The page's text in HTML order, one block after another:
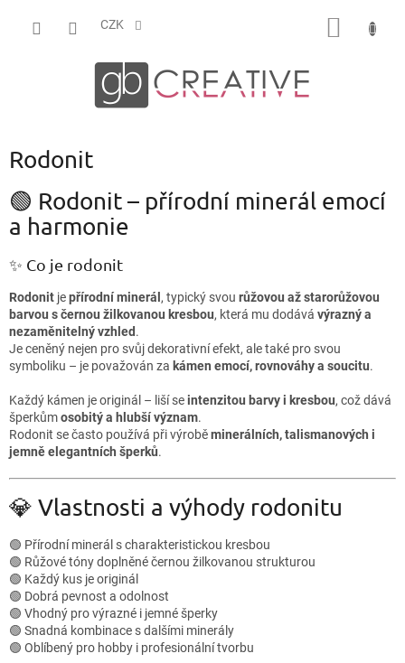
CZK
Rodonit
🟢 Rodonit – přírodní minerál emocí
a harmonie
✨ Co je rodonit
Rodonit jepřírodní minerál , typický svou růžovou až starorůžovou
barvou s černou žilkovanou kresbou, která mu dodává výrazný a
nezaměnitelný vzhled.
Je ceněný nejen pro svůj dekorativní efekt, ale také pro svou
symboliku – je považován za kámen emocí, rovnováhy a soucitu.
Každý kámen je originál – liší seintenzitou barvy i kresbou, což dává
šperkůmosobitý a hlubší význam.
Rodonit se často používá při výroběminerálních, talismanových i
jemně elegantních šperků.
💎 Vlastnosti a výhody rodonitu
🟢 Přírodní minerál s charakteristickou kresbou
🟢 Růžové tóny doplněné černou žilkovanou strukturou
🟢 Každý kus je originál
🟢 Dobrá pevnost a odolnost
🟢 Vhodný pro výrazné i jemné šperky
🟢 Snadná kombinace s dalšími minerály
🟢 Oblíbený pro hobby i profesionální tvorbu